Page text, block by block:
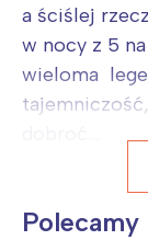
a ściślej
w nocy z 5
wieloma
Polecamy